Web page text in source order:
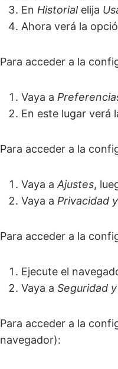
En Historialelija
Ahora verá la
Para acceder a la
Vaya a
En este lugar verá
Para acceder a la
Vaya a Ajustes,
Vaya a Privacidad
Para acceder a la
Ejecute el
Vaya a Seguridad
Para acceder a la
navegador):